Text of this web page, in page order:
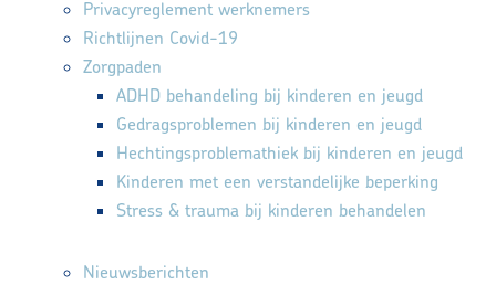
Privacyreglement werknemers
Richtlijnen Covid-19
Zorgpaden
ADHD behandeling bij kinderen en jeugd
Gedragsproblemen bij kinderen en jeugd
Hechtingsproblemathiek bij kinderen en jeugd
Kinderen met een verstandelijke beperking
Stress & trauma bij kinderen behandelen
Nieuwsberichten